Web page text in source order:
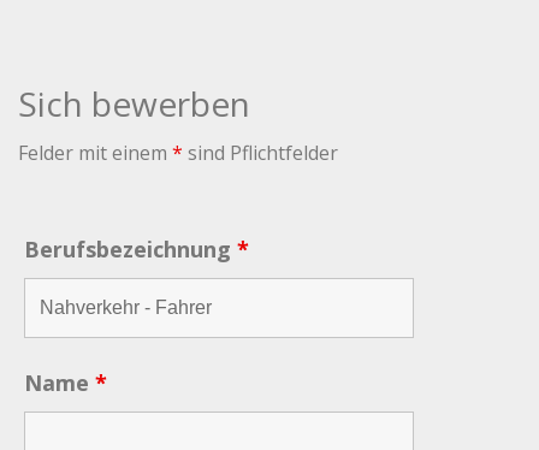
Sich bewerben
Felder mit einem * sind Pflichtfelder
Berufsbezeichnung *
Name *